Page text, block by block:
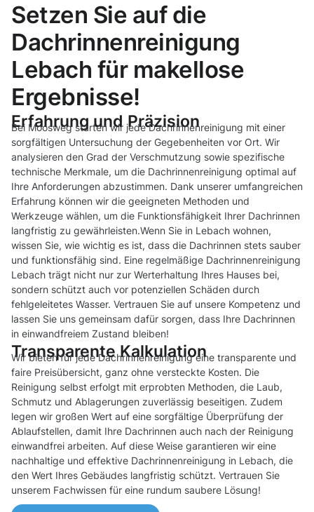
Setzen Sie auf die
Dachrinnenreinigung
Lebach für makellose
Ergebnisse!
Erfahrung und Präzision
Bei Moosweg starten wir jede Dachrinnenreinigung mit einer
sorgfältigen Untersuchung der Gegebenheiten vor Ort. Wir
analysieren den Grad der Verschmutzung sowie spezifische
technische Merkmale, um die Dachrinnenreinigung optimal auf
Ihre Anforderungen abzustimmen. Dank unserer umfangreichen
Erfahrung können wir die geeigneten Methoden und
Werkzeuge wählen, um die Funktionsfähigkeit Ihrer Dachrinnen
langfristig zu gewährleisten.Wenn Sie in Lebach wohnen,
wissen Sie, wie wichtig es ist, dass die Dachrinnen stets sauber
und funktionsfähig sind. Eine regelmäßige Dachrinnenreinigung
Lebach trägt nicht nur zur Werterhaltung Ihres Hauses bei,
sondern schützt auch vor potenziellen Schäden durch
fehlgeleitetes Wasser. Vertrauen Sie auf unsere Kompetenz und
lassen Sie uns gemeinsam dafür sorgen, dass Ihre Dachrinnen
in einwandfreiem Zustand bleiben!
Transparente Kalkulation
Wir bieten für jede Dachrinnenreinigung eine transparente und
faire Preisübersicht, ganz ohne versteckte Kosten. Die
Reinigung selbst erfolgt mit erprobten Methoden, die Laub,
Schmutz und Ablagerungen zuverlässig beseitigen. Zudem
legen wir großen Wert auf eine sorgfältige Überprüfung der
Ablaufstellen, damit Ihre Dachrinnen auch nach der Reinigung
einwandfrei arbeiten. Auf diese Weise garantieren wir eine
nachhaltige und effektive Dachrinnenreinigung in Lebach, die
den Wert Ihres Gebäudes langfristig schützt. Vertrauen Sie
unserem Fachwissen für eine rundum saubere Lösung!